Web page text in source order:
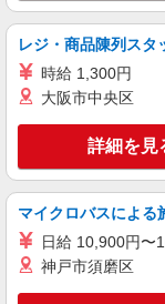
キープ
派遣社員
株式会社ブレイブ（
る
る） ◎月収例 時給
日
社
キープ
レジ・商品陳列スタ
時給 1,300円
大阪市中央区
詳細を見
マイクロバスによる
日給 10,900円〜
神戸市須磨区